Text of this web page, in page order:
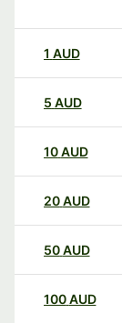
1 AUD
5 AUD
10AUD
20AUD
50AUD
100AUD